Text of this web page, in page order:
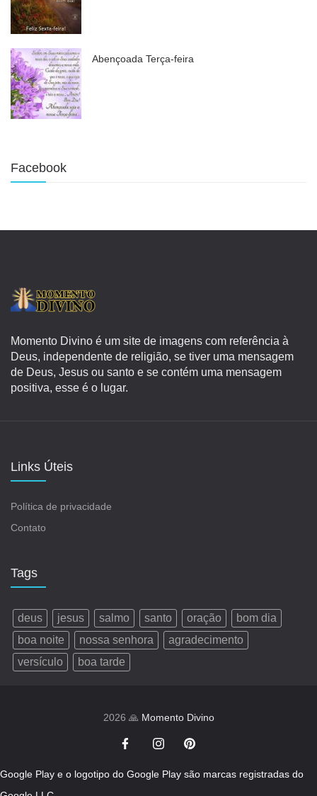
Abençoada Terça-feira
Facebook
Momento Divino é um site de imagens com referência à
Deus, independente de religião, se tiver uma mensagem
de Deus, Jesus ou santo e se contém uma mensagem
positiva, esse é o lugar.
Links Úteis
Política de privacidade
Contato
Tags
deus jesus salmo santo oração
bom dia
boa noite
nossa senhora
agradecimento
versículo
boa tarde
2026 🙏 Momento Divino
Google Play e o logotipo do Google Play são marcas registradas do